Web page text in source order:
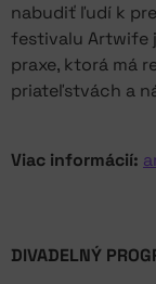
nabudiť ľudí k
festivalu Artwife
praxe, ktorá má
priateľstvách a
Viac informácií:
DIVADELNÝ